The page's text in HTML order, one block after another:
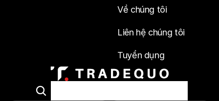
Về chúng tôi
Liên hệ chúng tôi
Tuyển dụng